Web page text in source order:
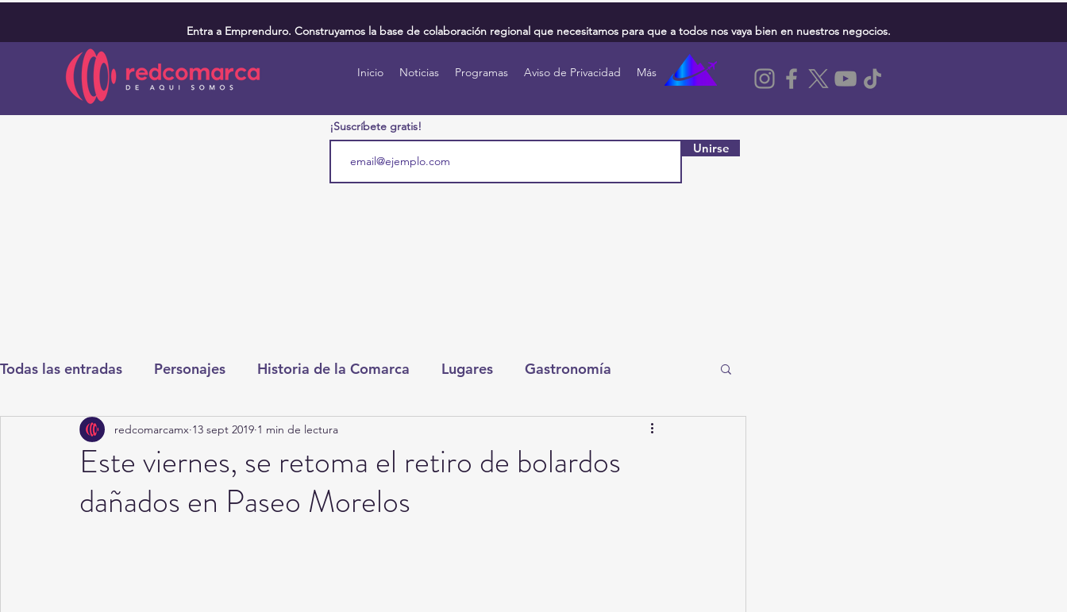
Entra a Emprenduro. Construyamos la base de colaboración regional que necesitamos para que a todos nos vaya bien en nuestros negocios.
Inicio Noticias Programas Aviso de Privacidad Más
¡Suscríbete gratis!
Unirse
Todas las entradas Personajes Historia de la Comarca Lugares Gastronomía
Deportes Salud Entretenimiento Cultura y Espectáculos Torreón
Round Cero Columnistas CDMX Nacionales
Este viernes, se retoma el retiro de bolardos
dañados en Paseo Morelos
redcomarcamx 13 sept 2019 1 min de lectura